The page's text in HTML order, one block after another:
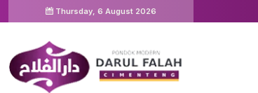
Thursday, 6 August 2026